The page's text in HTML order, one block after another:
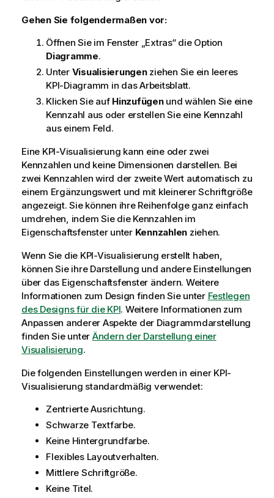
Gehen Sie folgendermaßen vor:
Öffnen Sie im Fenster „Extras“ die Option
Diagramme.
Unter Visualisierungenziehen Sie ein leeres
KPI-Diagramm in das Arbeitsblatt.
Klicken Sie auf Hinzufügenund wählen Sie eine
Kennzahl aus oder erstellen Sie eine Kennzahl
aus einem Feld.
Eine KPI-Visualisierung kann eine oder zwei
Kennzahlen und keine Dimensionen darstellen. Bei
zwei Kennzahlen wird der zweite Wert automatisch zu
einem Ergänzungswert und mit kleinerer Schriftgröße
angezeigt. Sie können ihre Reihenfolge ganz einfach
umdrehen, indem Sie die Kennzahlen im
Eigenschaftsfenster unter Kennzahlen ziehen.
Wenn Sie die KPI-Visualisierung erstellt haben,
können Sie ihre Darstellung und andere Einstellungen
über das Eigenschaftsfenster ändern. Weitere
Informationen zum Design finden Sie unter Festlegen
des Designs für die KPI. Weitere Informationen zum
Anpassen anderer Aspekte der Diagrammdarstellung
finden Sie unter Ändern der Darstellung einer
Visualisierung.
Die folgenden Einstellungen werden in einer KPI-
Visualisierung standardmäßig verwendet:
Zentrierte Ausrichtung.
Schwarze Textfarbe.
Keine Hintergrundfarbe.
Flexibles Layoutverhalten.
Mittlere Schriftgröße.
Keine Titel.